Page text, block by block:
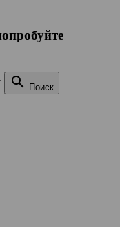
 Поиск